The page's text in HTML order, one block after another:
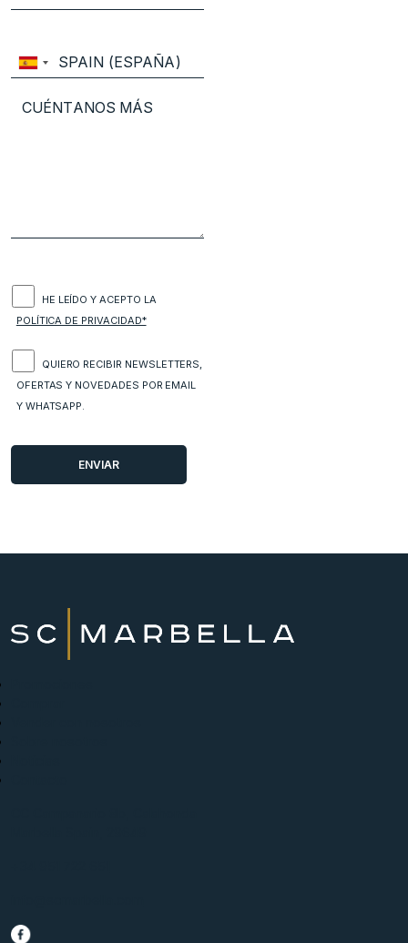
HE LEÍDO Y ACEPTO LA
POLÍTICA DE PRIVACIDAD*
QUIERO RECIBIR NEWSLETTERS,
OFERTAS Y NOVEDADES POR EMAIL
Y WHATSAPP.